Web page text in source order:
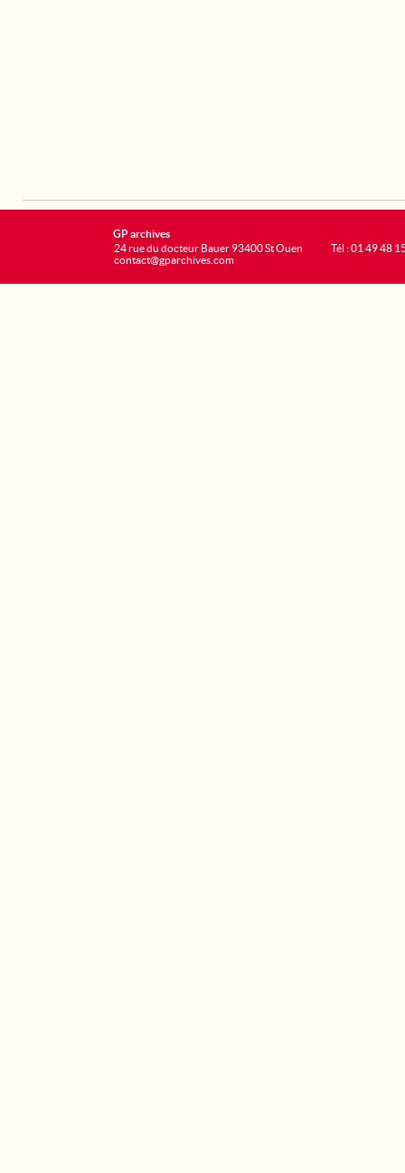
GP archives
24 rue du docteur Bauer 93400 St Ouen
contact@gparchives.com
Tél : 01 49 48